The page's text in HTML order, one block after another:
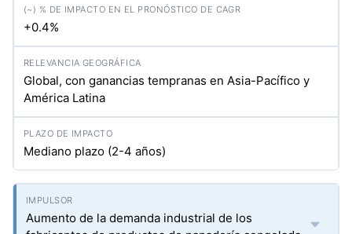
+0.4%
Global, con ganancias tempranas en Asia-Pacífico y
América Latina
Mediano plazo (2-4 años)
Aumento de la demanda industrial de los